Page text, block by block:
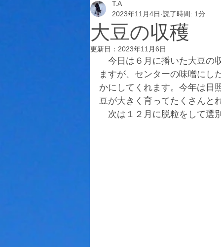
大豆の収穫
T.A
2023年11月4日 読了時間: 1分
更新日： 2023年11月6日
今日は６月に播いた大豆の
ますが、センターの味噌にし
かにしてくれます。今年は日
豆が大きく育ってたくさんと
次は１２月に脱粒をして選